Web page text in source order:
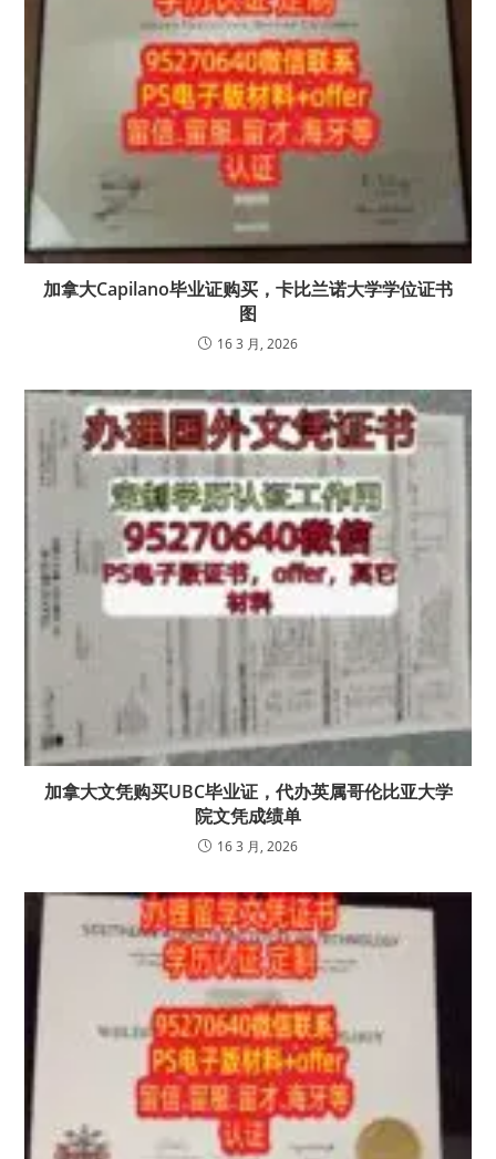
加拿大Capilano毕业证购买，卡比兰诺大学学位证书
图
16 3 月, 2026
加拿大文凭购买UBC毕业证，代办英属哥伦比亚大学
院文凭成绩单
16 3 月, 2026